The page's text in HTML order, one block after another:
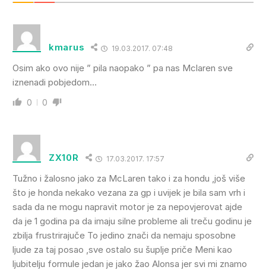
kmarus 19.03.2017. 07:48
Osim ako ovo nije ” pila naopako ” pa nas Mclaren sve
iznenadi pobjedom…
0 0
ZX10R 17.03.2017. 17:57
Tužno i žalosno jako za McLaren tako i za hondu ,još više
što je honda nekako vezana za gp i uvijek je bila sam vrh i
sada da ne mogu napravit motor je za nepovjerovat ajde
da je 1 godina pa da imaju silne probleme ali treču godinu je
zbilja frustrirajuče To jedino znači da nemaju sposobne
ljude za taj posao ,sve ostalo su šuplje priče Meni kao
ljubitelju formule jedan je jako žao Alonsa jer svi mi znamo